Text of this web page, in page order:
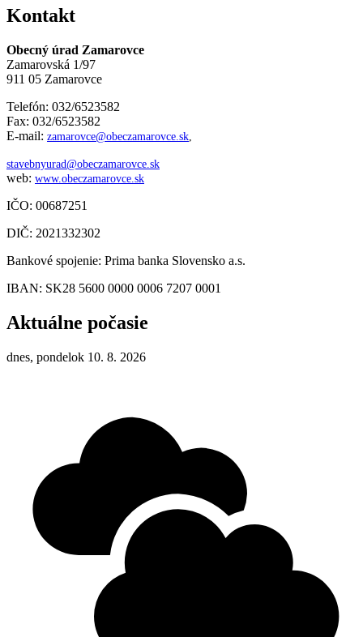
Kontakt
Obecný úrad Zamarovce
Zamarovská 1/97
911 05 Zamarovce
Telefón: 032/6523582
Fax: 032/6523582
E-mail: zamarovce@obeczamarovce.sk
stavebnyurad@obeczamarovce.sk
web: www.obeczamarovce.sk
IČO: 00687251
DIČ: 2021332302
Bankové spojenie: Prima banka Slovensko a.s.
IBAN: SK28 5600 0000 0006 7207 0001
Aktuálne počasie
dnes, pondelok 10. 8. 2026